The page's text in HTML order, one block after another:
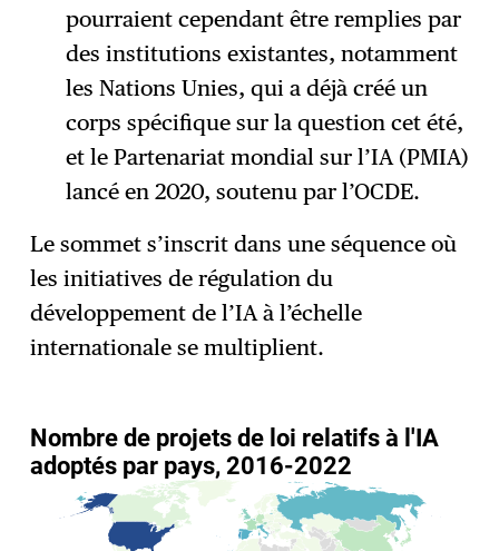
pourraient cependant être remplies par
des institutions existantes, notamment
les Nations Unies, qui a déjà créé un
corps spécifique sur la question cet été,
et le Partenariat mondial sur l’IA (PMIA)
lancé en 2020, soutenu par l’OCDE.
Le sommet s’inscrit dans une séquence où
les initiatives de régulation du
développement de l’IA à l’échelle
internationale se multiplient.